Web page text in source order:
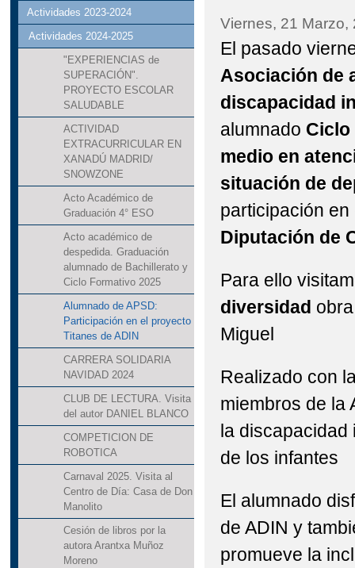
Actividades 2023-2024
Actividades 2024-2025
"EXPERIENCIAS de
SUPERACIÓN".
PROYECTO ESCOLAR
SALUDABLE
ACTIVIDAD
EXTRACURRICULAR EN
XANADÚ MADRID/
SNOWZONE
Acto Académico de
Graduación 4° ESO
Acto académico de
despedida. Graduación
alumnado de Bachillerato y
Ciclo Formativo 2025
Alumnado de APSD:
Participación en el proyecto
Titanes de ADIN
CARRERA SOLIDARIA
NAVIDAD 2024
CLUB DE LECTURA. Visita
del autor DANIEL BLANCO
COMPETICION DE
ROBOTICA
Carnaval 2025. Visita al
Centro de Día: Casa de Don
Manolito
Cesión de libros por la
autora Arantxa Muñoz
Moreno
Viernes, 21 Marzo,
El pasado
Asociación de
discapacidad
alumnado Ciclo
medio en
situación de
participación
Diputación de
Para ello
diversidad
Miguel
Realizado con
miembros de la
la
de los infantes
El alumnado
de ADIN y
promueve la